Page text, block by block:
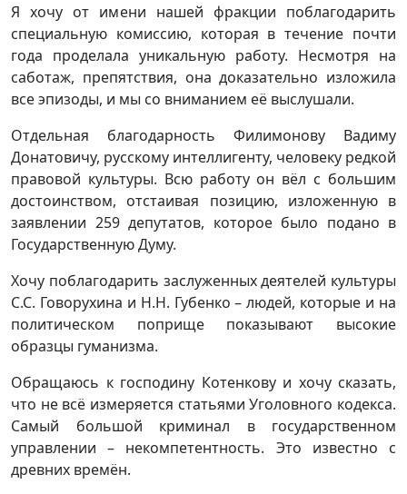
Я хочу от имени нашей фракции поблагодарить
специальную комиссию, которая в течение почти
года проделала уникальную работу. Несмотря на
саботаж, препятствия, она доказательно изложила
все эпизоды, и мы со вниманием её выслушали.
Отдельная благодарность Филимонову Вадиму
Донатовичу, русскому интеллигенту, человеку редкой
правовой культуры. Всю работу он вёл с большим
достоинством, отстаивая позицию, изложенную в
заявлении 259 депутатов, которое было подано в
Государственную Думу.
Хочу поблагодарить заслуженных деятелей культуры
С.С. Говорухина и Н.Н. Губенко – людей, которые и на
политическом поприще показывают высокие
образцы гуманизма.
Обращаюсь к господину Котенкову и хочу сказать,
что не всё измеряется статьями Уголовного кодекса.
Самый большой криминал в государственном
управлении – некомпетентность. Это известно с
древних времён.